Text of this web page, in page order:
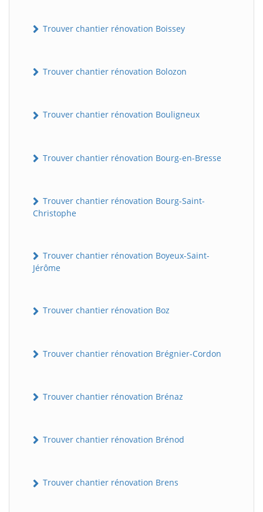
Trouver chantier rénovation Boissey
Trouver chantier rénovation Bolozon
Trouver chantier rénovation Bouligneux
Trouver chantier rénovation Bourg-en-Bresse
Trouver chantier rénovation Bourg-Saint-
Christophe
Trouver chantier rénovation Boyeux-Saint-
Jérôme
Trouver chantier rénovation Boz
Trouver chantier rénovation Brégnier-Cordon
Trouver chantier rénovation Brénaz
Trouver chantier rénovation Brénod
Trouver chantier rénovation Brens